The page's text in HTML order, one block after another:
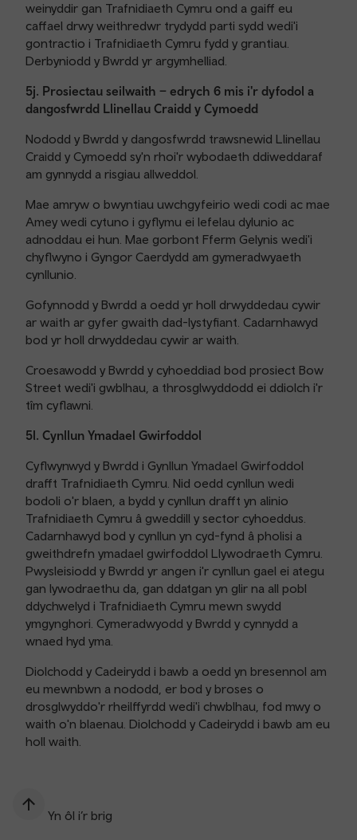
weinyddir gan Trafnidiaeth Cymru ond a gaiff eu
caffael drwy weithredwr trydydd parti sydd wedi'i
gontractio i Trafnidiaeth Cymru fydd y grantiau.
Derbyniodd y Bwrdd yr argymhelliad.
5j. Prosiectau seilwaith – edrych 6 mis i'r dyfodol a
dangosfwrdd Llinellau Craidd y Cymoedd
Nododd y Bwrdd y dangosfwrdd trawsnewid Llinellau
Craidd y Cymoedd sy'n rhoi'r wybodaeth ddiweddaraf
am gynnydd a risgiau allweddol.
Mae amryw o bwyntiau uwchgyfeirio wedi codi ac mae
Amey wedi cytuno i gyflymu ei lefelau dylunio ac
adnoddau ei hun. Mae gorbont Fferm Gelynis wedi'i
chyflwyno i Gyngor Caerdydd am gymeradwyaeth
cynllunio.
Gofynnodd y Bwrdd a oedd yr holl drwyddedau cywir
ar waith ar gyfer gwaith dad-lystyfiant. Cadarnhawyd
bod yr holl drwyddedau cywir ar waith.
Croesawodd y Bwrdd y cyhoeddiad bod prosiect Bow
Street wedi'i gwblhau, a throsglwyddodd ei ddiolch i'r
tîm cyflawni.
5l. Cynllun Ymadael Gwirfoddol
Cyflwynwyd y Bwrdd i Gynllun Ymadael Gwirfoddol
drafft Trafnidiaeth Cymru. Nid oedd cynllun wedi
bodoli o'r blaen, a bydd y cynllun drafft yn alinio
Trafnidiaeth Cymru â gweddill y sector cyhoeddus.
Cadarnhawyd bod y cynllun yn cyd-fynd â pholisi a
gweithdrefn ymadael gwirfoddol Llywodraeth Cymru.
Pwysleisiodd y Bwrdd yr angen i'r cynllun gael ei ategu
gan lywodraethu da, gan ddatgan yn glir na all pobl
ddychwelyd i Trafnidiaeth Cymru mewn swydd
ymgynghori. Cymeradwyodd y Bwrdd y cynnydd a
wnaed hyd yma.
Diolchodd y Cadeirydd i bawb a oedd yn bresennol am
eu mewnbwn a nododd, er bod y broses o
drosglwyddo'r rheilffyrdd wedi'i chwblhau, fod mwy o
waith o'n blaenau. Diolchodd y Cadeirydd i bawb am eu
holl waith.
Yn ôl i’r brig